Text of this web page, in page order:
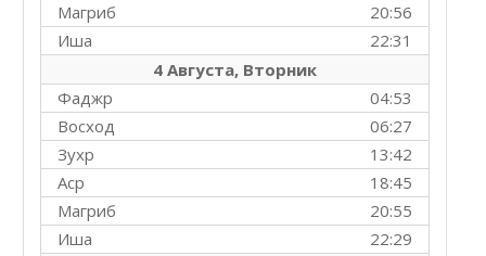
20:56
Магриб
22:31
Иша
4 Августа, Вторник
04:53
Фаджр
06:27
Восход
13:42
Зухр
18:45
Аср
20:55
Магриб
22:29
Иша